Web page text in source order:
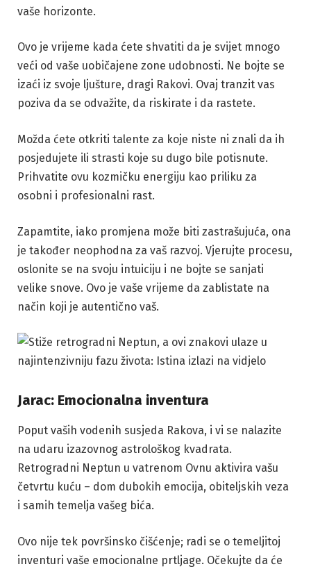
vaše horizonte.
Ovo je vrijeme kada ćete shvatiti da je svijet mnogo
veći od vaše uobičajene zone udobnosti. Ne bojte se
izaći iz svoje ljušture, dragi Rakovi. Ovaj tranzit vas
poziva da se odvažite, da riskirate i da rastete.
Možda ćete otkriti talente za koje niste ni znali da ih
posjedujete ili strasti koje su dugo bile potisnute.
Prihvatite ovu kozmičku energiju kao priliku za
osobni i profesionalni rast.
Zapamtite, iako promjena može biti zastrašujuća, ona
je također neophodna za vaš razvoj. Vjerujte procesu,
oslonite se na svoju intuiciju i ne bojte se sanjati
velike snove. Ovo je vaše vrijeme da zablistate na
način koji je autentično vaš.
Jarac: Emocionalna inventura
Poput vaših vodenih susjeda Rakova, i vi se nalazite
na udaru izazovnog astrološkog kvadrata.
Retrogradni Neptun u vatrenom Ovnu aktivira vašu
četvrtu kuću – dom dubokih emocija, obiteljskih veza
i samih temelja vašeg bića.
Ovo nije tek površinsko čišćenje; radi se o temeljitoj
inventuri vaše emocionalne prtljage. Očekujte da će